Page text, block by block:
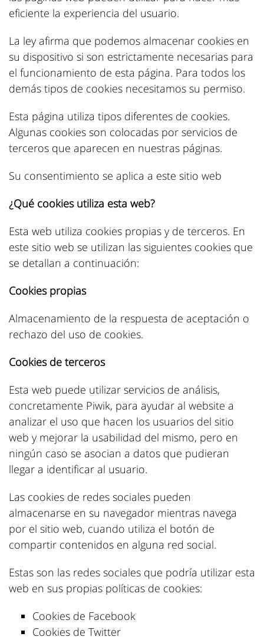
eficiente la experiencia del usuario.
La ley afirma que podemos almacenar cookies en
su dispositivo si son estrictamente necesarias para
el funcionamiento de esta página. Para todos los
demás tipos de cookies necesitamos su permiso.
Esta página utiliza tipos diferentes de cookies.
Algunas cookies son colocadas por servicios de
terceros que aparecen en nuestras páginas.
Su consentimiento se aplica a este sitio web
¿Qué cookies utiliza esta web?
Esta web utiliza cookies propias y de terceros. En
este sitio web se utilizan las siguientes cookies que
se detallan a continuación:
Cookies propias
Almacenamiento de la respuesta de aceptación o
rechazo del uso de cookies.
Cookies de terceros
Esta web puede utilizar servicios de análisis,
concretamente Piwik, para ayudar al website a
analizar el uso que hacen los usuarios del sitio
web y mejorar la usabilidad del mismo, pero en
ningún caso se asocian a datos que pudieran
llegar a identificar al usuario.
Las cookies de redes sociales pueden
almacenarse en su navegador mientras navega
por el sitio web, cuando utiliza el botón de
compartir contenidos en alguna red social.
Estas son las redes sociales que podría utilizar esta
web en sus propias políticas de cookies:
Cookies de Facebook
Cookies de Twitter